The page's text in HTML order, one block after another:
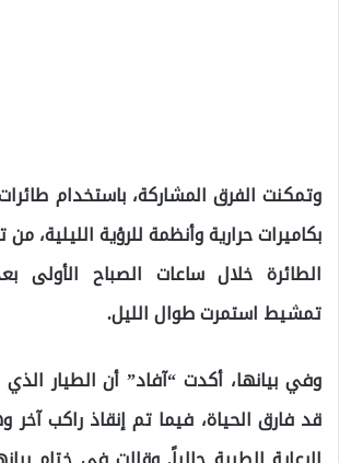
وتمكنت الفرق المشاركة، باستخدام
بكاميرات حرارية وأنظمة للرؤية الليلية،
الطائرة خلال ساعات الصباح الأولى
تمشيط استمرت طوال الليل.
وفي بيانها، أكدت “آفاد” أن الطيار
قد فارق الحياة، فيما تم إنقاذ راكب